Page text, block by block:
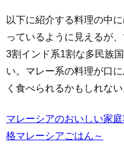
以下に紹介する料理の中
っているように見えるが
3割インド系1割な多民族
い。マレー系の料理が口
く食べられるかもしれない
マレーシアのおいしい家
格マレーシアごはん～